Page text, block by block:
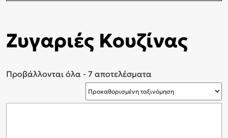
Ζυγαριές Κουζίνας
Προβάλλονται όλα - 7 αποτελέσματα